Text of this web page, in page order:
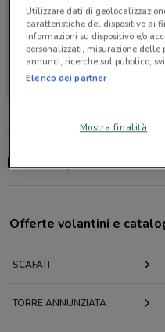
Non ci sono
Michelin, offerte e
Offerte volantini e
SCAFATI
TORRE ANNUNZIATA
Utilizzare dati di
caratteristiche del dispositivo ai
informazioni su dispositivo e/o
personalizzati, misurazione
annunci, ricerche sul pubblico,
Elenco dei partner
Mostra finalità